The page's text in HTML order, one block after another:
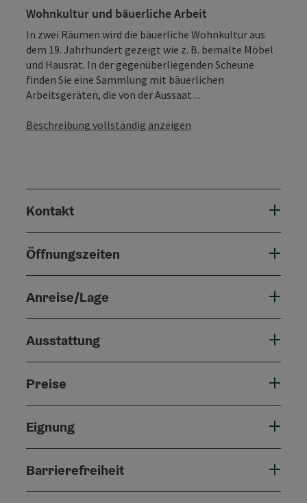
Wohnkultur und bäuerliche Arbeit
In zwei Räumen wird die bäuerliche Wohnkultur aus
dem 19. Jahrhundert gezeigt wie z. B. bemalte Möbel
und Hausrat. In der gegenüberliegenden Scheune
finden Sie eine Sammlung mit bäuerlichen
Arbeitsgeräten, die von der Aussaat ...
Beschreibung vollständig anzeigen
Kontakt
Öffnungszeiten
Anreise/Lage
Ausstattung
Preise
Eignung
Barrierefreiheit